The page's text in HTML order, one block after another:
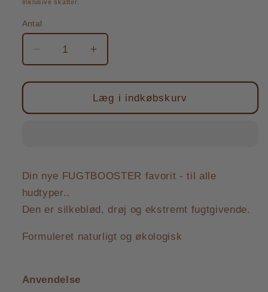
Inklusive skatter.
Antal
Antal
Reducer
antallet
for
FUGTSERUM
Øg
antallet
for
INTENS
FUGTSERUM
Læg i indkøbskurv
Din nye FUGTBOOSTER favorit - til alle
hudtyper..
Den er silkeblød, drøj og ekstremt fugtgivende.
Formuleret naturligt og økologisk
Anvendelse